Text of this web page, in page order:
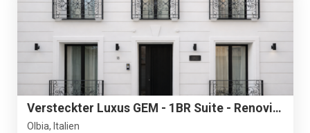
Versteckter Luxus GEM - 1BR Suite - Renoviert- Zentrum Olbia
Olbia, Italien